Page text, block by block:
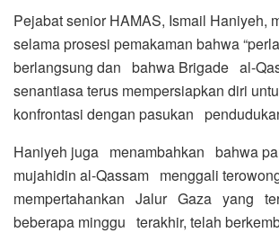
Pejabat senior HAMAS, Ismail Haniyeh,
selama prosesi pemakaman bahwa
berlangsung dan bahwa Brigade al-
senantiasa terus mempersiapkan diri
konfrontasi dengan pasukan
Haniyeh juga menambahkan bahwa
mujahidin al-Qassam menggali
mempertahankan Jalur Gaza yang
beberapa minggu terakhir, telah